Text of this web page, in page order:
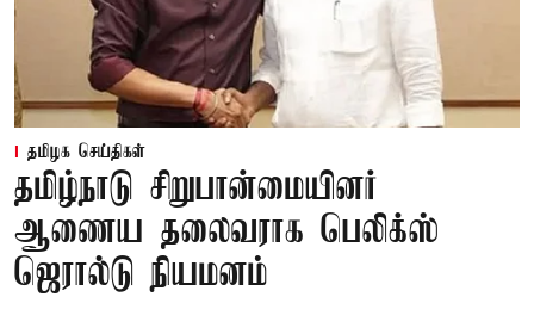
தமிழக செய்திகள்
தமிழ்நாடு சிறுபான்மையினர்
ஆணைய தலைவராக பெலிக்ஸ்
ஜெரால்டு நியமனம்